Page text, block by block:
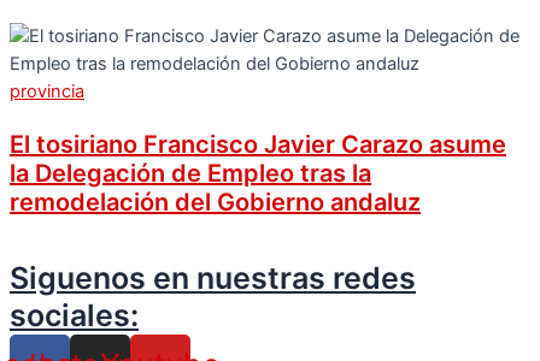
provincia
El tosiriano Francisco Javier Carazo asume
la Delegación de Empleo tras la
remodelación del Gobierno andaluz
Siguenos en nuestras redes
sociales: